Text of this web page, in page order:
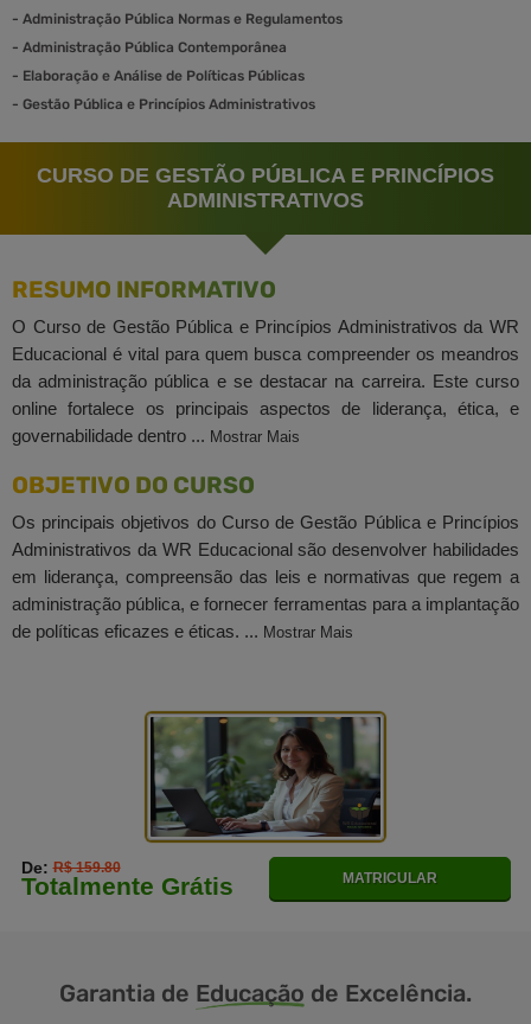
- Administração Pública Normas e Regulamentos
- Administração Pública Contemporânea
- Elaboração e Análise de Políticas Públicas
- Gestão Pública e Princípios Administrativos
CURSO DE GESTÃO PÚBLICA E PRINCÍPIOS
ADMINISTRATIVOS
RESUMO INFORMATIVO
O Curso de Gestão Pública e Princípios Administrativos da WR
Educacional é vital para quem busca compreender os meandros
da administração pública e se destacar na carreira. Este curso
online fortalece os principais aspectos de liderança, ética, e
governabilidade dentro ... Mostrar Mais
OBJETIVO DO CURSO
Os principais objetivos do Curso de Gestão Pública e Princípios
Administrativos da WR Educacional são desenvolver habilidades
em liderança, compreensão das leis e normativas que regem a
administração pública, e fornecer ferramentas para a implantação
de políticas eficazes e éticas. ... Mostrar Mais
De:R$ 159.80
Totalmente Grátis MATRICULAR
Garantia de Educação de Excelência.